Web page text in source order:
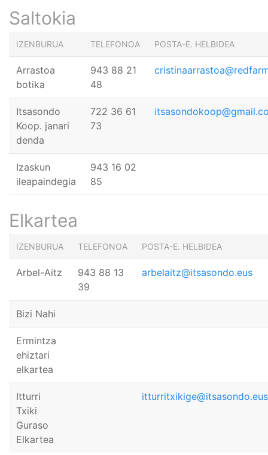
Saltokia
IZENBURUA TELEFONOA POSTA-E. HELBIDEA
Arrastoa
botika
943 88 21
48
Itsasondo
Koop. janari
denda
722 36 61
73
Izaskun
ileapaindegia
943 16 02
85
Elkartea
IZENBURUA TELEFONOA POSTA-E. HELBIDEA
Arbel-Aitz
943 88 13
39
arbelaitz@itsasondo.eus
Bizi Nahi
Ermintza
ehiztari
elkartea
Itturri
Txiki
Guraso
Elkartea
itturritxikige@itsasondo.eus